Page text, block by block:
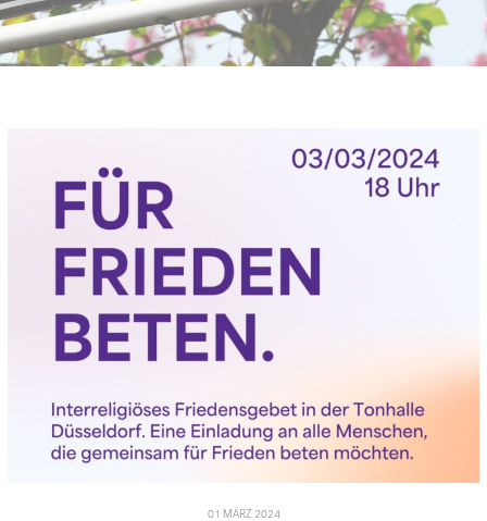
01 MÄRZ 2024